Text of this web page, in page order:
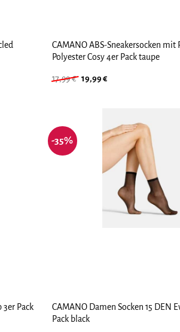
CAMANO ABS-Sneakersocken mit
Polyester Cosy 4er Pack taupe
17,99€ Ursprünglicher
19,99€Aktueller
3er Pack
-35%
CAMANO Damen Socken 15 DEN
Pack black